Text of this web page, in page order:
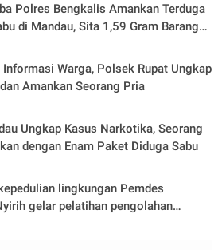
Polres Bengkalis Amankan Terduga
di Mandau, Sita 1,59 Gram Barang
Warga, Polsek Rupat Ungkap
Amankan Seorang Pria
Ungkap Kasus Narkotika, Seorang
dengan Enam Paket Diduga Sabu
lingkungan Pemdes
gelar pelatihan pengolahan